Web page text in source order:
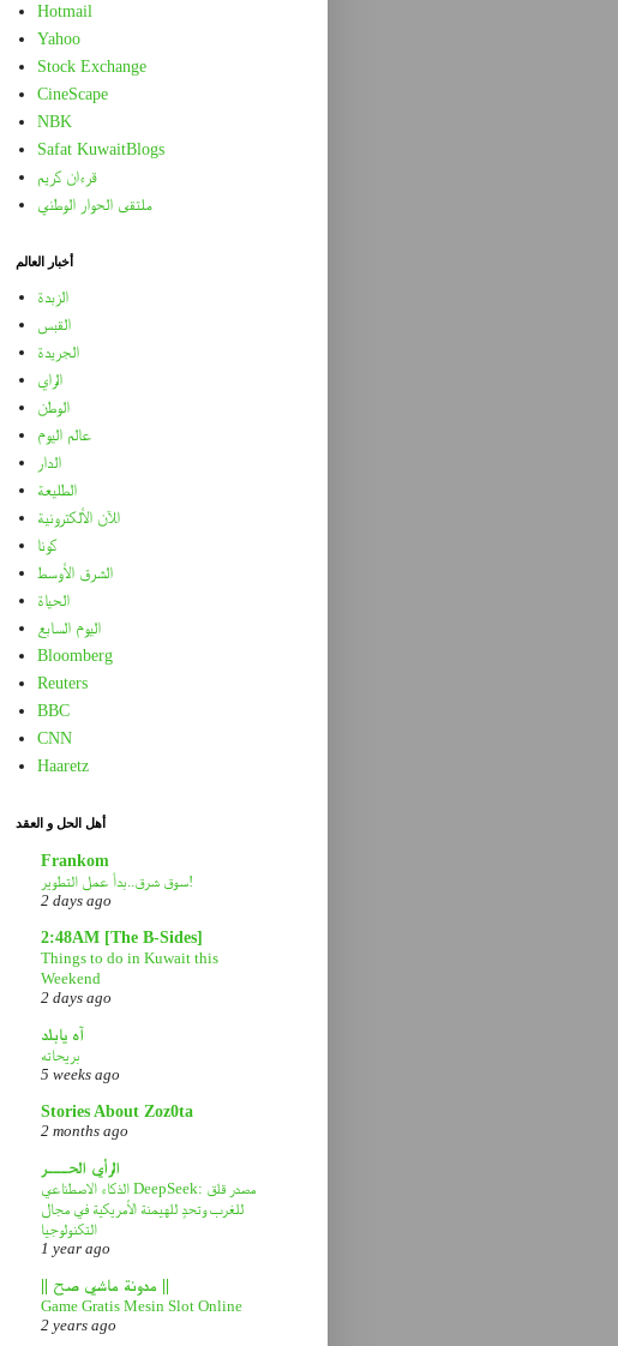
Hotmail
Yahoo
Stock Exchange
CineScape
NBK
Safat KuwaitBlogs
قرءان كريم
ملتقى الحوار الوطني
أخبار العالم
الزبدة
القبس
الجريدة
الراي
الوطن
عالم اليوم
الدار
الطليعة
الآن الألكترونية
كونا
الشرق الأوسط
الحياة
اليوم السابع
Bloomberg
Reuters
BBC
CNN
Haaretz
أهل الحل و العقد
Frankom
سوق شرق..بدأ عمل التطوير!
2 days ago
2:48AM [The B-Sides]
Things to do in Kuwait this
Weekend
2 days ago
آه يابلد
بريحاته
5 weeks ago
Stories About Zoz0ta
2 months ago
الرأي الحـــر
الذكاء الاصطناعي DeepSeek: مصدر قلق
للغرب وتحدٍ للهيمنة الأمريكية في مجال
التكنولوجيا
1 year ago
|| مدونة ماشي صح ||
Game Gratis Mesin Slot Online
2 years ago